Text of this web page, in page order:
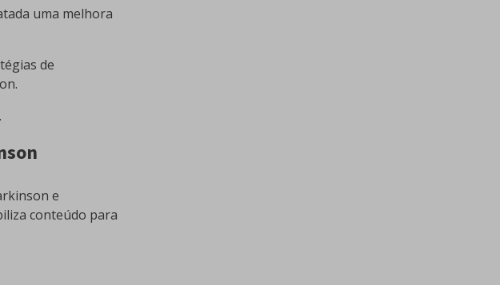
uma melhora
de
e
conteúdo para